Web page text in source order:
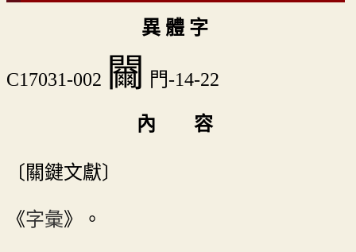
異 體 字
C17031-002 䦵 門-14-22
內 容
〔關鍵文獻〕
《字彙》。